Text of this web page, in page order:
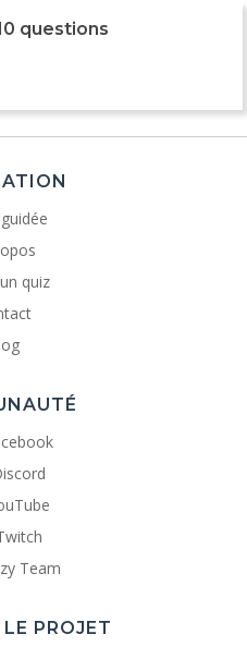
questions
quiz
Team
PROJET